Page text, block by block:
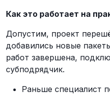
Как это работает на
Допустим, проект
добавились новые
работ завершена,
субподрядчик.
Раньше специалист